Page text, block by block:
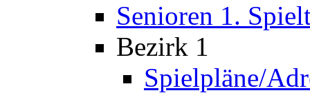
Senioren 1.
Bezirk 1
Spielpläne/